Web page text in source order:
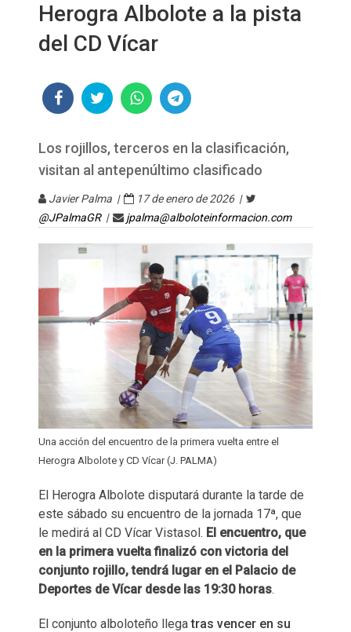
Herogra Albolote a la pista
del CD Vícar
Los rojillos, terceros en la clasificación,
visitan al antepenúltimo clasificado
Javier Palma |
17 de enero de 2026 |
@JPalmaGR| jpalma@alboloteinformacion.com
Una acción del encuentro de la primera vuelta entre el
Herogra Albolote y CD Vícar (J. PALMA)
El Herogra Albolote disputará durante la tarde de
este sábado su encuentro de la jornada 17ª, que
le medirá al CD Vícar Vistasol. El encuentro, que
en la primera vuelta finalizó con victoria del
conjunto rojillo, tendrá lugar en el Palacio de
Deportes de Vícar desde las 19:30 horas.
El conjunto alboloteño llegatras vencer en su